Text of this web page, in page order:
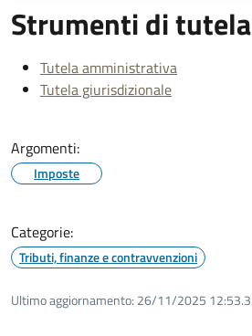
Strumenti di tutela
Tutela amministrativa
Tutela giurisdizionale
Argomenti:
Imposte
Categorie:
Tributi, finanze e contravvenzioni
Ultimo aggiornamento: 26/11/2025